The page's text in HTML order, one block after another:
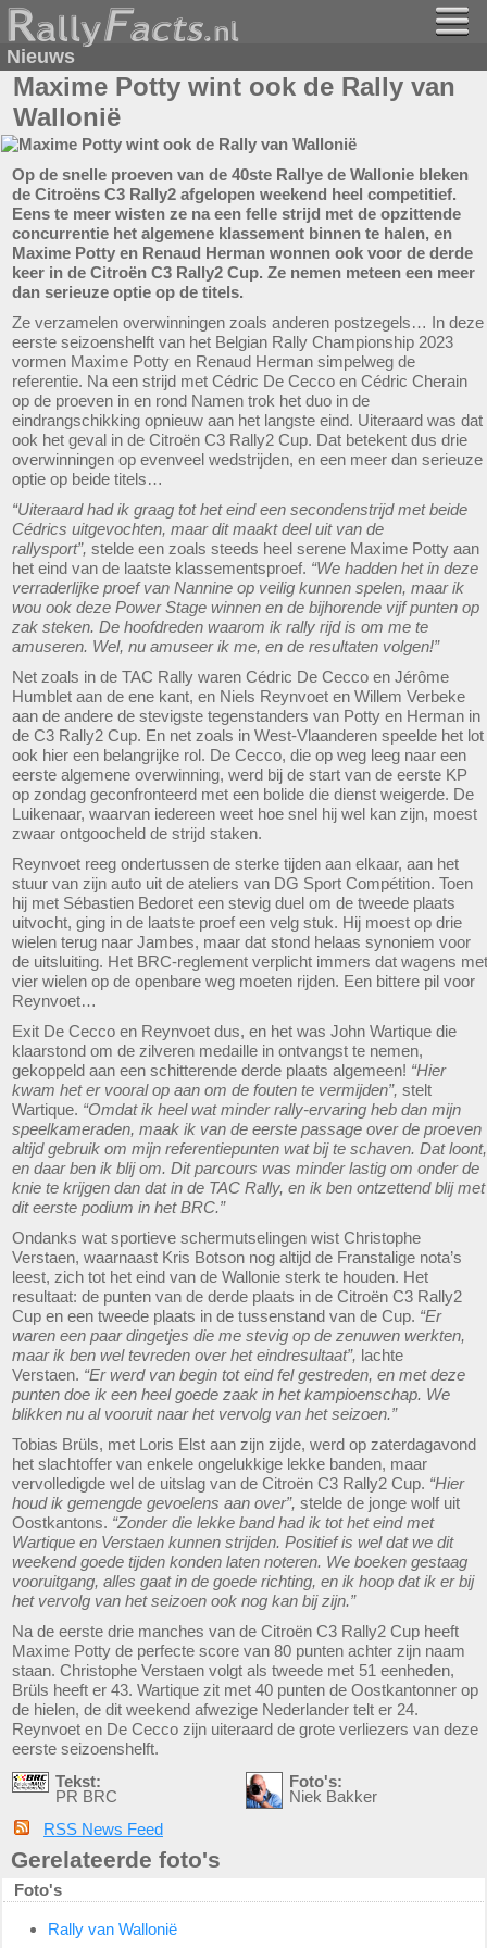
Nieuws
Maxime Potty wint ook de Rally van
Wallonië
Op de snelle proeven van de 40ste Rallye de Wallonie bleken
de Citroëns C3 Rally2 afgelopen weekend heel competitief.
Eens te meer wisten ze na een felle strijd met de opzittende
concurrentie het algemene klassement binnen te halen, en
Maxime Potty en Renaud Herman wonnen ook voor de derde
keer in de Citroën C3 Rally2 Cup. Ze nemen meteen een meer
dan serieuze optie op de titels.
Ze verzamelen overwinningen zoals anderen postzegels… In deze
eerste seizoenshelft van het Belgian Rally Championship 2023
vormen Maxime Potty en Renaud Herman simpelweg de
referentie. Na een strijd met Cédric De Cecco en Cédric Cherain
op de proeven in en rond Namen trok het duo in de
eindrangschikking opnieuw aan het langste eind. Uiteraard was dat
ook het geval in de Citroën C3 Rally2 Cup. Dat betekent dus drie
overwinningen op evenveel wedstrijden, en een meer dan serieuze
optie op beide titels…
“Uiteraard had ik graag tot het eind een secondenstrijd met beide
Cédrics uitgevochten, maar dit maakt deel uit van de
rallysport”, stelde een zoals steeds heel serene Maxime Potty aan
het eind van de laatste klassementsproef. “We hadden het in deze
verraderlijke proef van Nannine op veilig kunnen spelen, maar ik
wou ook deze Power Stage winnen en de bijhorende vijf punten op
zak steken. De hoofdreden waarom ik rally rijd is om me te
amuseren. Wel, nu amuseer ik me, en de resultaten volgen!”
Net zoals in de TAC Rally waren Cédric De Cecco en Jérôme
Humblet aan de ene kant, en Niels Reynvoet en Willem Verbeke
aan de andere de stevigste tegenstanders van Potty en Herman in
de C3 Rally2 Cup. En net zoals in West-Vlaanderen speelde het lot
ook hier een belangrijke rol. De Cecco, die op weg leeg naar een
eerste algemene overwinning, werd bij de start van de eerste KP
op zondag geconfronteerd met een bolide die dienst weigerde. De
Luikenaar, waarvan iedereen weet hoe snel hij wel kan zijn, moest
zwaar ontgoocheld de strijd staken.
Reynvoet reeg ondertussen de sterke tijden aan elkaar, aan het
stuur van zijn auto uit de ateliers van DG Sport Compétition. Toen
hij met Sébastien Bedoret een stevig duel om de tweede plaats
uitvocht, ging in de laatste proef een velg stuk. Hij moest op drie
wielen terug naar Jambes, maar dat stond helaas synoniem voor
de uitsluiting. Het BRC-reglement verplicht immers dat wagens met
vier wielen op de openbare weg moeten rijden. Een bittere pil voor
Reynvoet…
Exit De Cecco en Reynvoet dus, en het was John Wartique die
klaarstond om de zilveren medaille in ontvangst te nemen,
gekoppeld aan een schitterende derde plaats algemeen! “Hier
kwam het er vooral op aan om de fouten te vermijden”, stelt
Wartique. “Omdat ik heel wat minder rally-ervaring heb dan mijn
speelkameraden, maak ik van de eerste passage over de proeven
altijd gebruik om mijn referentiepunten wat bij te schaven. Dat loont,
en daar ben ik blij om. Dit parcours was minder lastig om onder de
knie te krijgen dan dat in de TAC Rally, en ik ben ontzettend blij met
dit eerste podium in het BRC.”
Ondanks wat sportieve schermutselingen wist Christophe
Verstaen, waarnaast Kris Botson nog altijd de Franstalige nota’s
leest, zich tot het eind van de Wallonie sterk te houden. Het
resultaat: de punten van de derde plaats in de Citroën C3 Rally2
Cup en een tweede plaats in de tussenstand van de Cup. “Er
waren een paar dingetjes die me stevig op de zenuwen werkten,
maar ik ben wel tevreden over het eindresultaat”, lachte
Verstaen. “Er werd van begin tot eind fel gestreden, en met deze
punten doe ik een heel goede zaak in het kampioenschap. We
blikken nu al vooruit naar het vervolg van het seizoen.”
Tobias Brüls, met Loris Elst aan zijn zijde, werd op zaterdagavond
het slachtoffer van enkele ongelukkige lekke banden, maar
vervolledigde wel de uitslag van de Citroën C3 Rally2 Cup. “Hier
houd ik gemengde gevoelens aan over”, stelde de jonge wolf uit
Oostkantons. “Zonder die lekke band had ik tot het eind met
Wartique en Verstaen kunnen strijden. Positief is wel dat we dit
weekend goede tijden konden laten noteren. We boeken gestaag
vooruitgang, alles gaat in de goede richting, en ik hoop dat ik er bij
het vervolg van het seizoen ook nog kan bij zijn.”
Na de eerste drie manches van de Citroën C3 Rally2 Cup heeft
Maxime Potty de perfecte score van 80 punten achter zijn naam
staan. Christophe Verstaen volgt als tweede met 51 eenheden,
Brüls heeft er 43. Wartique zit met 40 punten de Oostkantonner op
de hielen, de dit weekend afwezige Nederlander telt er 24.
Reynvoet en De Cecco zijn uiteraard de grote verliezers van deze
eerste seizoenshelft.
Tekst:
PR BRC
Foto's:
Niek Bakker
RSS News Feed
Gerelateerde foto's
Foto's
Rally van Wallonië